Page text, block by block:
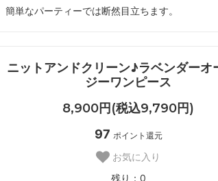
簡単なパーティーでは断然目立ちます。
ニットアンドクリーン♪ラベンダーオ
ジーワンピース
8,900円(税込9,790円)
97 ポイント還元
お気に入り
残り：0